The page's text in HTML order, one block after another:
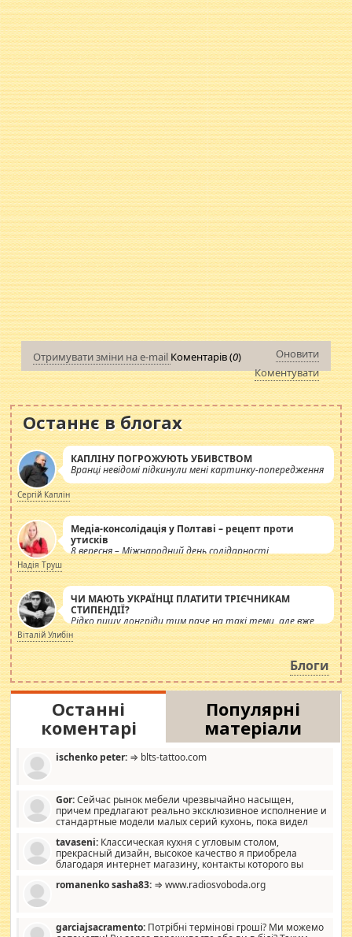
Отримувати зміни на e-mail Коментарів (0)
Оновити
Коментувати
Останнє в блогах
КАПЛІНУ ПОГРОЖУЮТЬ УБИВСТВОМ
Вранці невідомі підкинули мені картинку-попередження
Сергій Каплін
Медіа-консолідація у Полтаві – рецепт проти
утисків
8 вересня – Міжнародний день солідарності
журналістів.
Надія Труш
ЧИ МАЮТЬ УКРАЇНЦІ ПЛАТИТИ ТРІЄЧНИКАМ
СТИПЕНДІЇ?
Рідко пишу лонгріди тим паче на такі теми, але вже
просто дістало! Обурюють сьогоднішні інсенуації
навколо стипендіального питання. Штучно
роздувається ще одна соціальна катастрофа.
Віталій Улибін
Блоги
Останні
коментарі
Популярні
матеріали
ischenko peter: ⇒ blts-tattoo.com
Gor:Сейчас рынок мебели чрезвычайно насыщен,
причем предлагают реально эксклюзивное исполнение и
стандартные модели малых серий кухонь, пока видел
стандартные формы, в MebelOk, креативненько и что главное -
со вкусом все в порядке, без ненужных наворотов удорожающих
мебель, а это не последний фактор.
tavaseni: Классическая кухня с угловым столом,
прекрасный дизайн, высокое качество я приобрела
благодаря интернет магазину, контакты которого вы
romanenko sasha83: ⇒ www.radiosvoboda.org
garciajsacramento: Потрібні термінові гроші? Ми можемо